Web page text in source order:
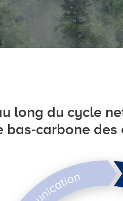
long du cycle
carbone des